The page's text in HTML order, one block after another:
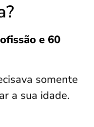
e 60
somente
a sua idade.